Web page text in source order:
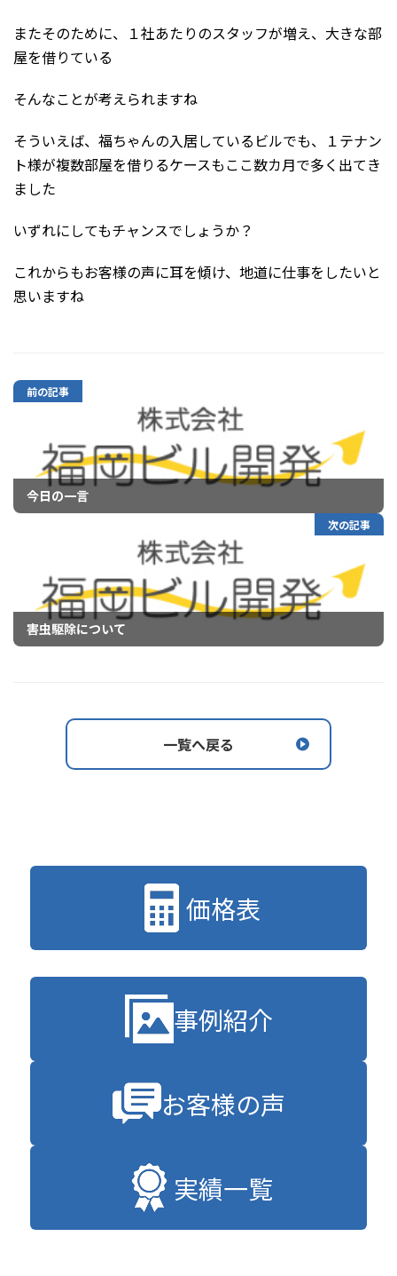
またそのために、１社あたりのスタッフが増え、大きな部
屋を借りている
そんなことが考えられますね
そういえば、福ちゃんの入居しているビルでも、１テナン
ト様が複数部屋を借りるケースもここ数カ月で多く出てき
ました
いずれにしてもチャンスでしょうか？
これからもお客様の声に耳を傾け、地道に仕事をしたいと
思いますね
前の記事
今日の一言
次の記事
害虫駆除について
一覧へ戻る
価格表
事例紹介
お客様の声
実績一覧